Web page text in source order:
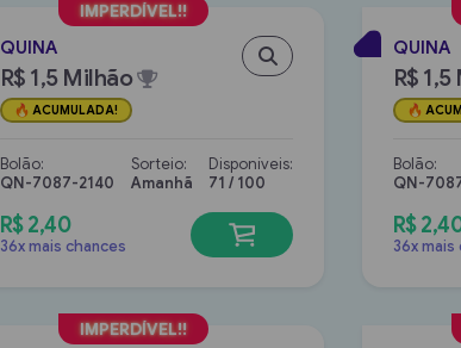
QUINA
R$ 1,5 Milhão
ACUMULADA!
Bolão:
QN-7087-2140
Sorteio:
Amanhã
Disponíveis:
71 / 100
R$ 2,40
36x mais chances
QUINA
R$
Bolão:
QN-
R$
36x mais